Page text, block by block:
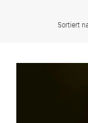
Sortiert